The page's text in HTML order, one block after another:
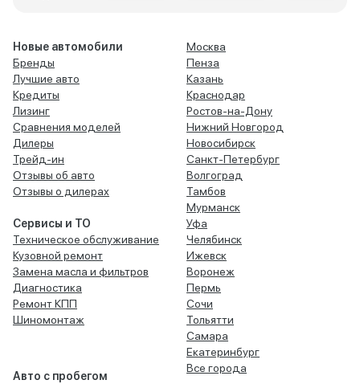
Новые автомобили
Бренды
Лучшие авто
Кредиты
Лизинг
Сравнения моделей
Дилеры
Трейд-ин
Отзывы об авто
Отзывы о дилерах
Сервисы и ТО
Техническое обслуживание
Кузовной ремонт
Замена масла и фильтров
Диагностика
Ремонт КПП
Шиномонтаж
Авто с пробегом
Москва
Пенза
Казань
Краснодар
Ростов-на-Дону
Нижний Новгород
Новосибирск
Санкт-Петербург
Волгоград
Тамбов
Мурманск
Уфа
Челябинск
Ижевск
Воронеж
Пермь
Сочи
Тольятти
Самара
Екатеринбург
Все города